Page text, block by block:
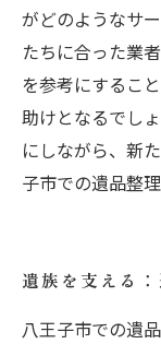
がどのようなサ
たちに合った業
を参考にするこ
助けとなるでし
にしながら、新
子市での遺品整
遺族を支える
八王子市での遺